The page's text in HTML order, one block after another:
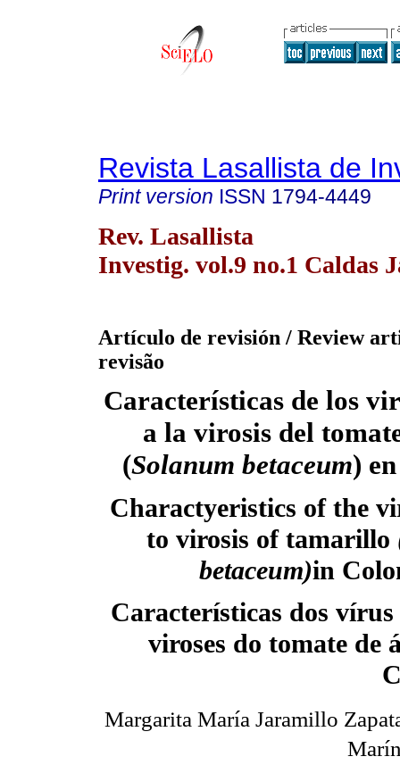
Revista Lasallista de
Print version ISSN 1794-4449
Rev. Lasallista
Investig. vol.9 no.1 Caldas
Artículo de revisión / Review
revisão
Características de los
a la virosis del
(Solanum betaceum)
Charactyeristics of the
to virosis of tamarillo
betaceum)in
Características dos vírus
viroses do tomate de
Margarita María Jaramillo